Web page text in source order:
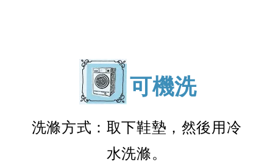
可機洗
洗滌方式：取下鞋墊，然後用冷
水洗滌。